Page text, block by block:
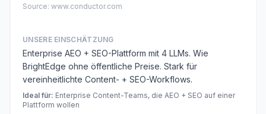
Source: www.conductor.com
UNSERE EINSCHÄTZUNG
Enterprise AEO + SEO-Plattform mit 4 LLMs. Wie
BrightEdge ohne öffentliche Preise. Stark für
vereinheitlichte Content- + SEO-Workflows.
Ideal für: Enterprise Content-Teams, die AEO + SEO auf einer
Plattform wollen